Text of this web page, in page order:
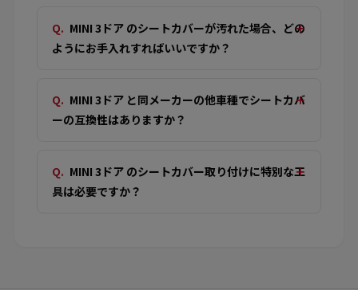
MINI 3ドア のシートカバーが汚れた場合、どの
ようにお手入れすればいいですか？
MINI 3ドア と同メーカーの他車種でシートカバ
ーの互換性はありますか？
MINI 3ドア のシートカバー取り付けに特別な工
具は必要ですか？